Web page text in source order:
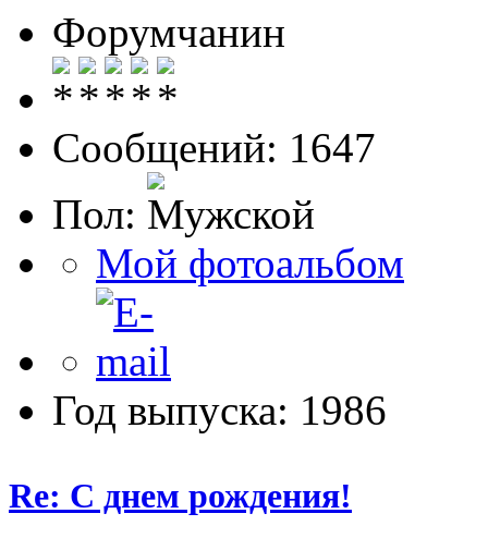
Форумчанин
Сообщений: 1647
Пол:
Мой фотоальбом
Год выпуска: 1986
Re: С днем рождения!